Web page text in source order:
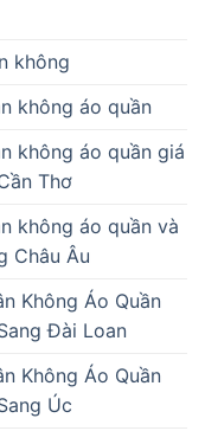
không
không áo quần
không áo quần giá
Thơ
không áo quần và
Châu Âu
Không Áo Quần
Đài Loan
Không Áo Quần
Úc